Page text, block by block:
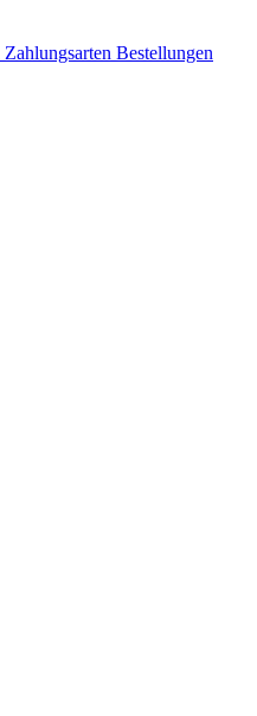
Zahlungsarten Bestellungen